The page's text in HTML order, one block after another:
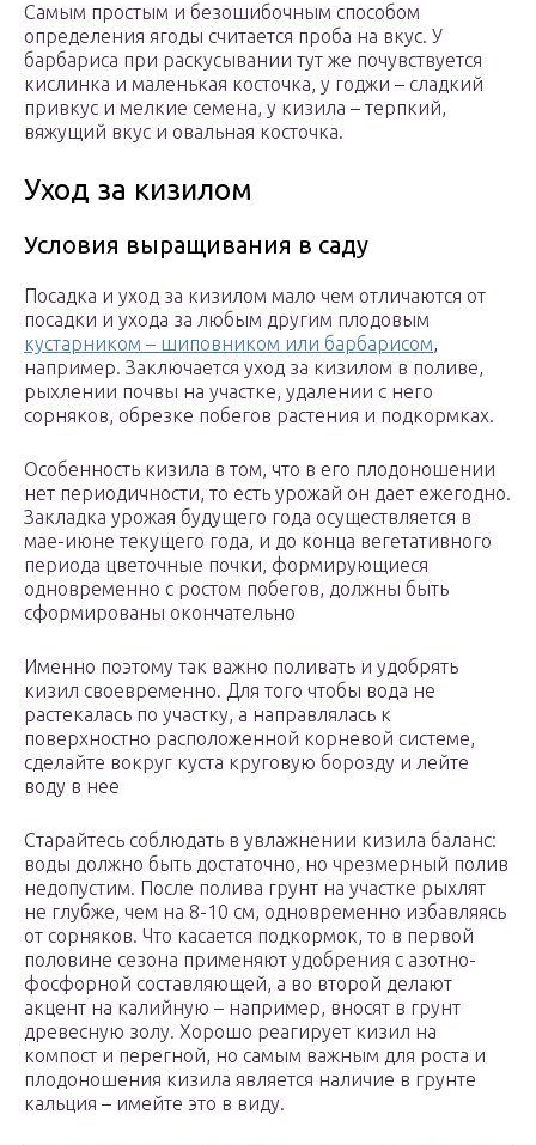
Самым простым и безошибочным способом
определения ягоды считается проба на вкус. У
барбариса при раскусывании тут же почувствуется
кислинка и маленькая косточка, у годжи – сладкий
привкус и мелкие семена, у кизила – терпкий,
вяжущий вкус и овальная косточка.
Уход за кизилом
Условия выращивания в саду
Посадка и уход за кизилом мало чем отличаются от
посадки и ухода за любым другим плодовым
кустарником – шиповником или барбарисом,
например. Заключается уход за кизилом в поливе,
рыхлении почвы на участке, удалении с него
сорняков, обрезке побегов растения и подкормках.
Особенность кизила в том, что в его плодоношении
нет периодичности, то есть урожай он дает ежегодно.
Закладка урожая будущего года осуществляется в
мае-июне текущего года, и до конца вегетативного
периода цветочные почки, формирующиеся
одновременно с ростом побегов, должны быть
сформированы окончательно
Именно поэтому так важно поливать и удобрять
кизил своевременно. Для того чтобы вода не
растекалась по участку, а направлялась к
поверхностно расположенной корневой системе,
сделайте вокруг куста круговую борозду и лейте
воду в нее
Старайтесь соблюдать в увлажнении кизила баланс:
воды должно быть достаточно, но чрезмерный полив
недопустим. После полива грунт на участке рыхлят
не глубже, чем на 8-10 см, одновременно избавляясь
от сорняков. Что касается подкормок, то в первой
половине сезона применяют удобрения с азотно-
фосфорной составляющей, а во второй делают
акцент на калийную – например, вносят в грунт
древесную золу. Хорошо реагирует кизил на
компост и перегной, но самым важным для роста и
плодоношения кизила является наличие в грунте
кальция – имейте это в виду.